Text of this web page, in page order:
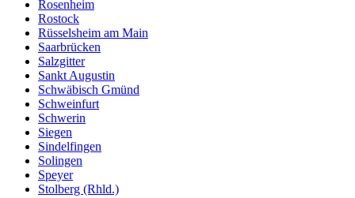
Rosenheim
Rostock
Rüsselsheim am Main
Saarbrücken
Salzgitter
Sankt Augustin
Schwäbisch Gmünd
Schweinfurt
Schwerin
Siegen
Sindelfingen
Solingen
Speyer
Stolberg (Rhld.)